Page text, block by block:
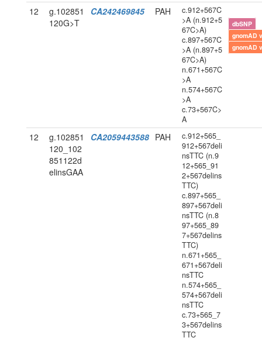
12
g.102851
120G>T
CA242469845 PAH
c.912+567C
>A (n.912+5
67C>A)
c.897+567C
>A (n.897+5
67C>A)
n.671+567C
>A
n.574+567C
>A
c.73+567C>
A
dbSNP
gnomAD
gnomAD
12
g.102851
120_102
851122d
elinsGAA
CA2059443588 PAH
c.912+565_
912+567deli
nsTTC (n.9
12+565_91
2+567delins
TTC)
c.897+565_
897+567deli
nsTTC (n.8
97+565_89
7+567delins
TTC)
n.671+565_
671+567deli
nsTTC
n.574+565_
574+567deli
nsTTC
c.73+565_7
3+567delins
TTC